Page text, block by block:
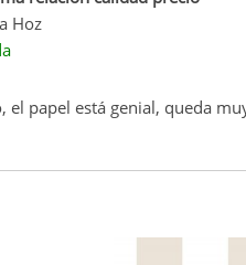
Hoz
el papel está genial, queda